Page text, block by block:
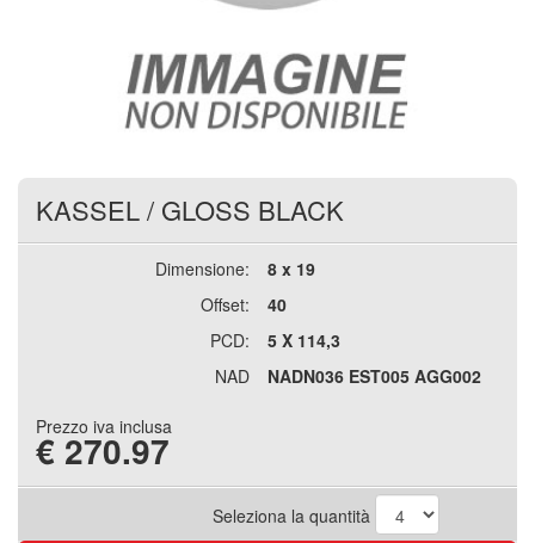
KASSEL/ GLOSS BLACK
Dimensione:
8 x 19
Offset:
40
PCD:
5 X 114,3
NAD
NADN036 EST005 AGG002
Prezzo iva inclusa
€ 270.97
Seleziona la quantità